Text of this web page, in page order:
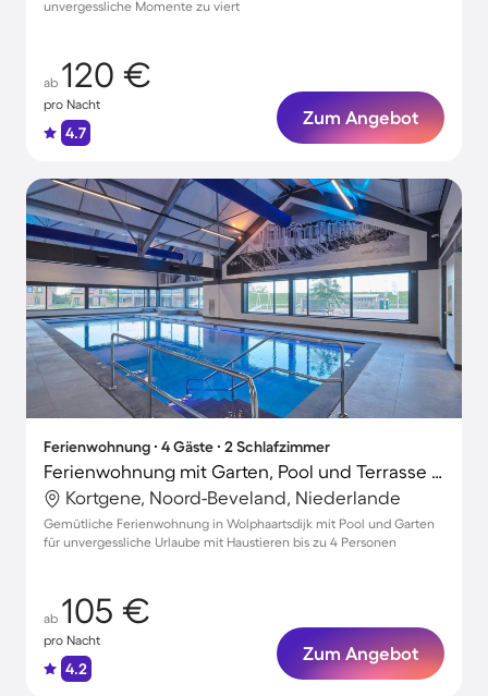
unvergessliche Momente zu viert
ab 120 €
pro Nacht
4.7
Zum Angebot
Ferienwohnung ∙ 4 Gäste ∙ 2 Schlafzimmer
Ferienwohnung mit Garten, Pool und Terrasse | Haustiere sind willkommen
Kortgene, Noord-Beveland, Niederlande
Gemütliche Ferienwohnung in Wolphaartsdijk mit Pool und Garten
für unvergessliche Urlaube mit Haustieren bis zu 4 Personen
ab 105 €
pro Nacht
4.2
Zum Angebot